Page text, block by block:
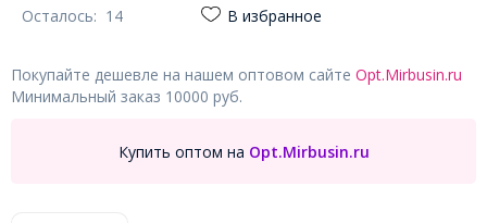
Осталось: 14 В избранное
Покупайте дешевле на нашем оптовом сайте Opt.Mirbusin.ru
Минимальный заказ 10000 руб.
Купить оптом на Opt.Mirbusin.ru